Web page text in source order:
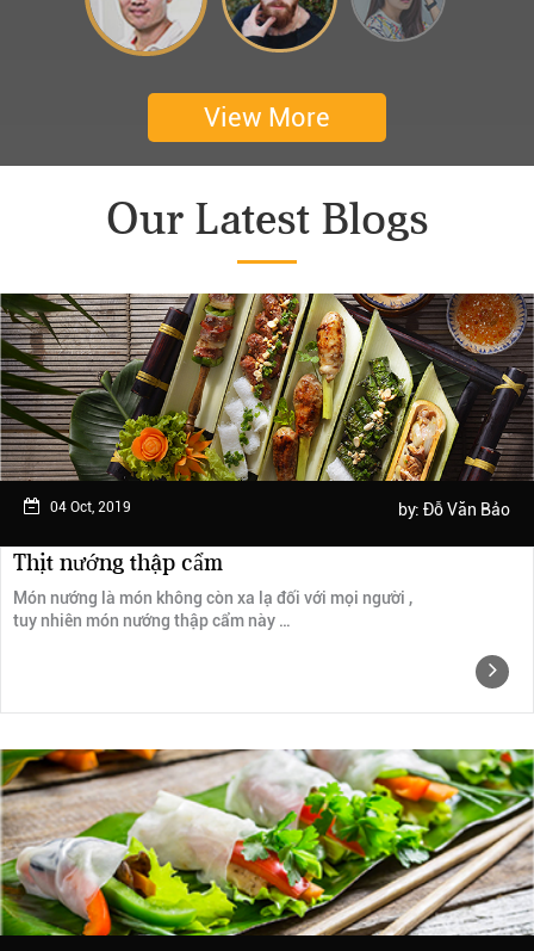
꽃다발과 맛있는 케잌으로 깜짝 파티를 만들어 주
셨어요. 어머니께서 큰 감동을 받으셨답니다. 멋진
추억을 만들어 주신 몽쉐리 크루즈와 Darian
Culbert께 감사드려요 ^^
Thanks for giving my family good services.
I hope you are happy everyday.
Have a nice day.
Ngày trải nghiệm: tháng 2 năm 2019
View More
Our Latest Blogs
04 Oct, 2019 by: Đỗ Văn Bảo
Thịt nướng thập cẩm
Món nướng là món không còn xa lạ đối với mọi người ,
tuy nhiên món nướng thập cẩm này …